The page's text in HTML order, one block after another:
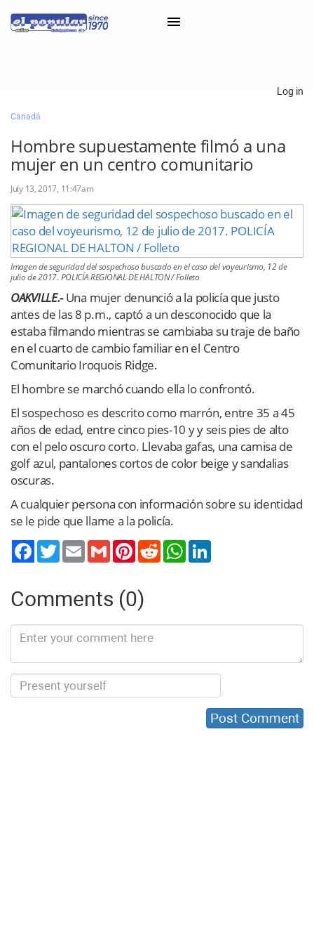
Classifieds
Categorías
Iniciar sesión con Clascal
Log in
Canadá
Hombre supuestamente filmó a una
mujer en un centro comunitario
July 13, 2017, 11:47am
Imagen de seguridad del sospechoso buscado en el caso del voyeurismo, 12 de
julio de 2017. POLICÍA REGIONAL DE HALTON / Folleto
OAKVILLE.- Una mujer denunció a la policía que justo
antes de las 8 p.m., captó a un desconocido que la
estaba filmando mientras se cambiaba su traje de baño
en el cuarto de cambio familiar en el Centro
Comunitario Iroquois Ridge.
El hombre se marchó cuando ella lo confrontó.
El sospechoso es descrito como marrón, entre 35 a 45
años de edad, entre cinco pies-10 y y seis pies de alto
con el pelo oscuro corto. Llevaba gafas, una camisa de
golf azul, pantalones cortos de color beige y sandalias
oscuras.
A cualquier persona con información sobre su identidad
se le pide que llame a la policía.
TwitterEmail Gmail PinterestReddit WhatsApp
Comments (0)